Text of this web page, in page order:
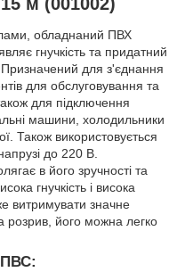
обладнаний ПВХ
гнучкість та придатний
для з'єднання
для обслуговування та
для підключення
машини, холодильники
Також використовується
до 220 В.
в його зручності та
гнучкість і висока
витримувати значне
розрив, його можна легко